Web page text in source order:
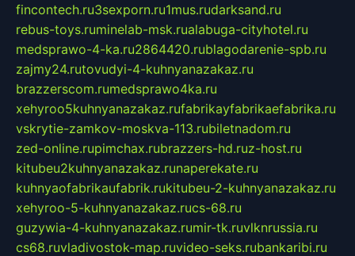
fincontech.ru3sexporn.ru1mus.rudarksand.ru
rebus-toys.ruminelab-msk.rualabuga-cityhotel.ru
medsprawo-4-ka.ru2864420.rublagodarenie-spb.ru
zajmy24.rutovudyi-4-kuhnyanazakaz.ru
brazzerscom.rumedsprawo4ka.ru
xehyroo5kuhnyanazakaz.rufabrikayfabrikaefabrika.ru
vskrytie-zamkov-moskva-113.rubiletnadom.ru
zed-online.rupimchax.rubrazzers-hd.ruz-host.ru
kitubeu2kuhnyanazakaz.runaperekate.ru
kuhnyaofabrikaufabrik.rukitubeu-2-kuhnyanazakaz.ru
xehyroo-5-kuhnyanazakaz.rucs-68.ru
guzywia-4-kuhnyanazakaz.rumir-tk.ruvlknrussia.ru
cs68.ruvladivostok-map.ruvideo-seks.rubankaribi.ru